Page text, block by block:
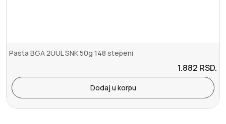
Pasta BGA 2UUL SNK 50g 148 stepeni
1.882 RSD.
Dodaj u korpu